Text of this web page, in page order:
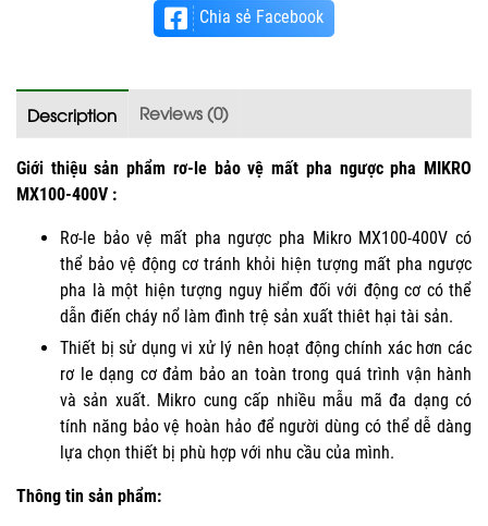
Chia sẻ Facebook
Description Reviews (0)
Giới thiệu sản phẩm rơ-le bảo vệ mất pha ngược pha MIKRO
MX100-400V :
Rơ-le bảo vệ mất pha ngược pha Mikro MX100-400V có
thể bảo vệ động cơ tránh khỏi hiện tượng mất pha ngược
pha là một hiện tượng nguy hiểm đối với động cơ có thể
dẫn điến cháy nổ làm đình trệ sản xuất thiêt hại tài sản.
Thiết bị sử dụng vi xử lý nên hoạt động chính xác hơn các
rơ le dạng cơ đảm bảo an toàn trong quá trình vận hành
và sản xuất. Mikro cung cấp nhiều mẫu mã đa dạng có
tính năng bảo vệ hoàn hảo để người dùng có thể dễ dàng
lựa chọn thiết bị phù hợp với nhu cầu của mình.
Thông tin sản phẩm: